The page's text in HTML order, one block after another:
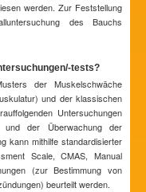
werden. Zur Feststellung
des Bauchs
tests?
der Muskelschwäche
und der klassischen
Untersuchungen
und der Überwachung der
kann mithilfe standardisierter
Scale, CMAS, Manual
(zur Bestimmung von
beurteilt werden.